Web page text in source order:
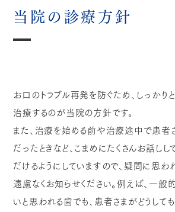
当院の診療方針
お口のトラブル再発を防ぐため、しっかり
治療するのが当院の方針です。
また、治療を始める前や治療途中で患者
だったときなど、こまめにたくさんお話し
だけるようにしていますので、疑問に思
遠慮なくお知らせください。例えば、一
いと思われる歯でも、患者さまがどうして